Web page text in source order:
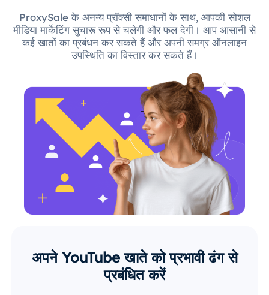
ProxySale के अनन्य प्रॉक्सी समाधानों के साथ, आपकी सोशल
मीडिया मार्केटिंग सुचारू रूप से चलेगी और फल देगी। आप आसानी से
कई खातों का प्रबंधन कर सकते हैं और अपनी समग्र ऑनलाइन
उपस्थिति का विस्तार कर सकते हैं।
अपने YouTube खाते को प्रभावी ढंग से
प्रबंधित करें